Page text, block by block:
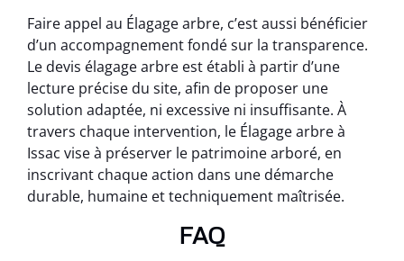
Faire appel au Élagage arbre, c’est aussi bénéficier
d’un accompagnement fondé sur la transparence.
Le devis élagage arbre est établi à partir d’une
lecture précise du site, afin de proposer une
solution adaptée, ni excessive ni insuffisante. À
travers chaque intervention, le Élagage arbre à
Issac vise à préserver le patrimoine arboré, en
inscrivant chaque action dans une démarche
durable, humaine et techniquement maîtrisée.
FAQ